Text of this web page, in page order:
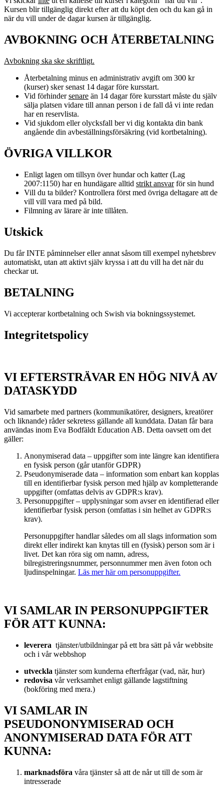
Kursen blir tillgänglig direkt efter att du köpt den och du kan gå in
när du vill under de dagar kursen är tillgänglig.
AVBOKNING OCH ÅTERBETALNING
Avbokning ska ske skriftligt.
Återbetalning minus en administrativ avgift om 300 kr
(kurser) sker senast 14 dagar före kursstart.
Vid förhindersenare än 14 dagar före kursstart måste du själv
sälja platsen vidare till annan person i de fall då vi inte redan
har en reservlista.
Vid sjukdom eller olycksfall ber vi dig kontakta din bank
angående din avbeställningsförsäkring (vid kortbetalning).
ÖVRIGA VILLKOR
Enligt lagen om tillsyn över hundar och katter (Lag
2007:1150) har en hundägare alltid strikt ansvarför sin hund
Vill du ta bilder? Kontrollera först med övriga deltagare att de
vill vill vara med på bild.
Filmning av lärare är inte tillåten.
Utskick
Du får INTE påminnelser eller annat såsom till exempel nyhetsbrev
automatiskt, utan att aktivt själv kryssa i att du vill ha det när du
checkar ut.
BETALNING
Vi accepterar kortbetalning och Swish via bokningssystemet.
Integritetspolicy
VI EFTERSTRÄVAR EN HÖG NIVÅ AV
DATASKYDD
Vid samarbete med partners (kommunikatörer, designers, kreatörer
och liknande) råder sekretess gällande all kunddata. Datan får bara
användas inom Eva Bodfäldt Education AB. Detta oavsett om det
gäller:
Anonymiserad data – uppgifter som inte längre kan identifiera
en fysisk person (går utanför GDPR)
Pseudonymiserade data – information som enbart kan kopplas
till en identifierbar fysisk person med hjälp av kompletterande
uppgifter (omfattas delvis av GDPR:s krav).
Personuppgifter – upplysningar som avser en identifierad eller
identifierbar fysisk person (omfattas i sin helhet av GDPR:s
krav).
Personuppgifter handlar således om all slags information som
direkt eller indirekt kan knytas till en (fysisk) person som är i
livet. Det kan röra sig om namn, adress,
bilregistreringsnummer, personnummer men även foton och
ljudinspelningar. Läs mer här om personuppgifter.
VI SAMLAR IN PERSONUPPGIFTER
FÖR ATT KUNNA:
leverera tjänster/utbildningar på ett bra sätt på vår webbsite
och i vår webbshop
utveckla tjänster som kunderna efterfrågar (vad, när, hur)
redovisa vår verksamhet enligt gällande lagstiftning
(bokföring med mera.)
VI SAMLAR IN
PSEUDONONYMISERAD OCH
ANONYMISERAD DATA FÖR ATT
KUNNA:
marknadsföra våra tjänster så att de når ut till de som är
intresserade